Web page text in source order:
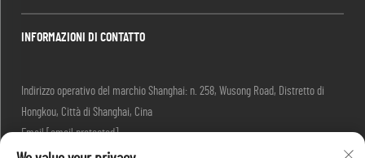
INFORMAZIONI DI CONTATTO
Indirizzo operativo del marchio Shanghai: n. 258, Wusong Road, Distretto di
Hongkou, Città di Shanghai, Cina
Email:[email protected]
Tel.:+86-13280087620